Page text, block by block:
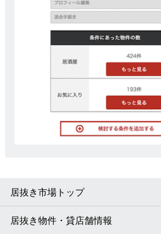
居抜き市場トップ
居抜き物件・貸店舗情報